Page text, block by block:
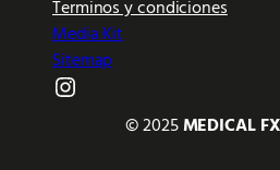
Terminos y condiciones
Media Kit
Sitemap
Instagram
© 2025MEDICAL